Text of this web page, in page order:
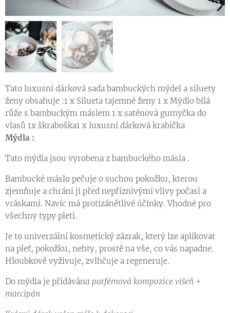
Tato luxusní dárková sada bambuckých mýdel a siluety
ženy obsahuje :1 x Silueta tajemné ženy 1 x Mýdlo bílá
růže s bambuckým máslem 1 x saténová gumyčka do
vlasů 1x škraboška1 x luxusní dárková krabička
Mýdla :
Tato mýdla jsou vyrobena z bambuckého másla .
Bambucké máslo pečuje o suchou pokožku, kterou
zjemňuje a chrání ji před nepříznivými vlivy počasí a
vráskami. Navíc má protizánětlivé účinky. Vhodné pro
všechny typy pleti.
Je to univerzální kosmetický zázrak, který lze aplikovat
na pleť, pokožku, nehty, prostě na vše, co vás napadne.
Hloubkově vyživuje, zvlhčuje a regeneruje.
Do mýdla je přidávána parfémová kompozice višeň +
marcipán